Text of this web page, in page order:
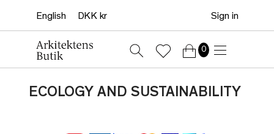
Sign in
0
ECOLOGY AND SUSTAINABILITY